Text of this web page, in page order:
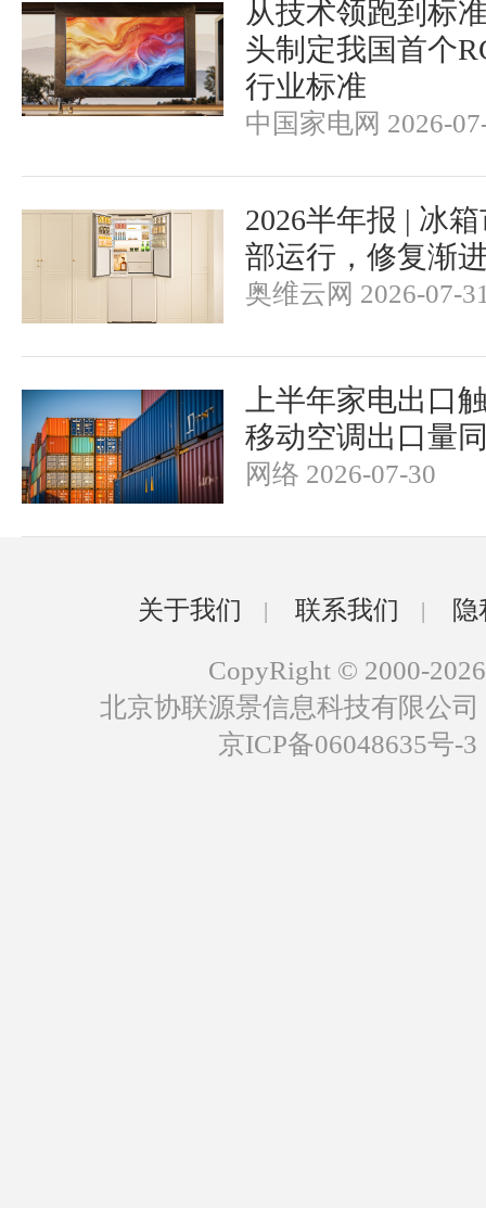
从技术领跑到标
头制定我国首个
行业标准
中国家电网 2026-
2026半年报 | 冰
部运行，修复渐
奥维云网 2026-07-
上半年家电出口
移动空调出口量
网络 2026-07-30
关于我们 | 联系我们 |
CopyRight © 2000-2026
北京协联源景信息科技有限公
京ICP备06048635号-3